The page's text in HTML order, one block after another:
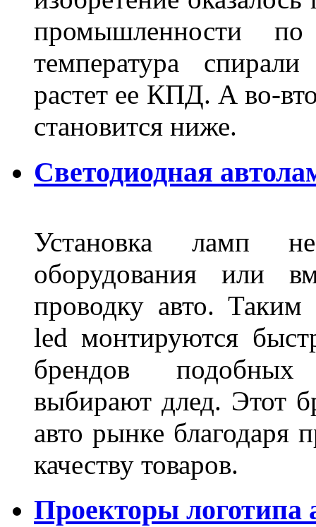
промышленности
температура
растет ее КПД. А во-
становится ниже.
Светодиодная
Установка ламп не
оборудования или
проводку авто.
led монтируются
брендов подобных
выбирают длед. Этот
авто рынке
качеству товаров.
Проекторы логотипа